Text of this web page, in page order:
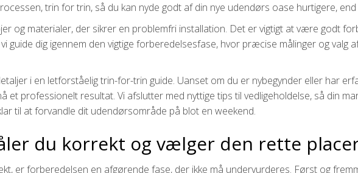
trin for trin, så du kan nyde godt af din nye udendørs oase hurtigere,
og materialer, der sikrer en problemfri installation. Det er vigtigt at være godt
guide dig igennem den vigtige forberedelsesfase, hvor præcise målinger og valg
i en letforståelig trin-for-trin guide. Uanset om du er nybegynder eller har
et professionelt resultat. Vi afslutter med nyttige tips til vedligeholdelse, så din
til at forvandle dit udendørsområde på blot en weekend.
du korrekt og vælger den rette
er forberedelsen en afgørende fase, der ikke må undervurderes. Først og